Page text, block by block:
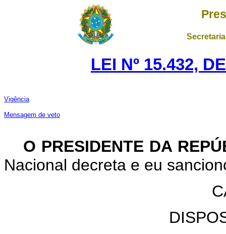
LEI Nº 15.432,
Vigência
Mensagem de veto
O PRESIDENTE DA
Nacional decreta e eu